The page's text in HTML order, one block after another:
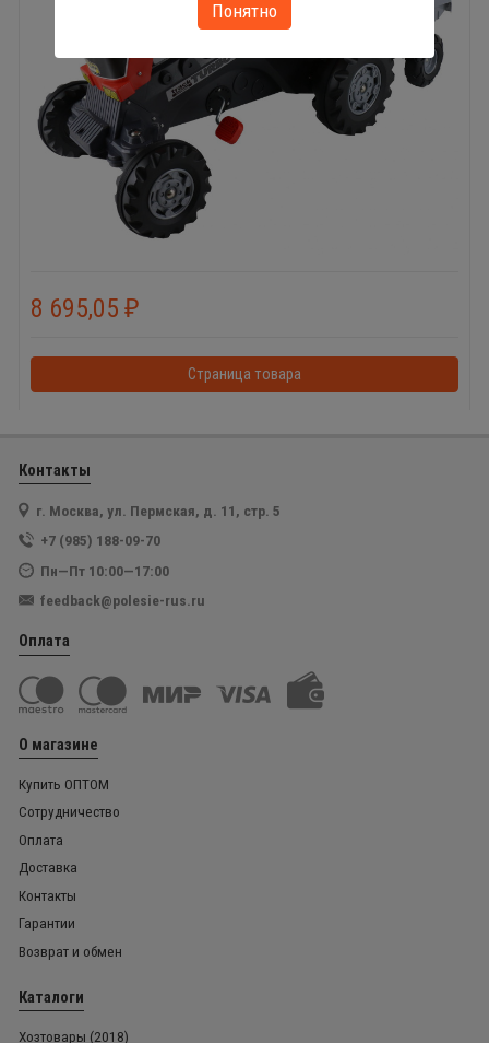
8 695,05₽
Страница товара
Контакты
г. Москва, ул. Пермская, д. 11, стр. 5
+7 (985) 188-09-70
Пн—Пт 10:00—17:00
feedback@polesie-rus.ru
Оплата
О магазине
Купить ОПТОМ
Сотрудничество
Оплата
Доставка
Контакты
Гарантии
Возврат и обмен
Каталоги
Хозтовары (2018)
Понятно